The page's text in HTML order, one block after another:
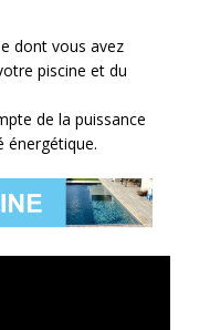
dont vous avez
piscine et du
de la puissance
énergétique.